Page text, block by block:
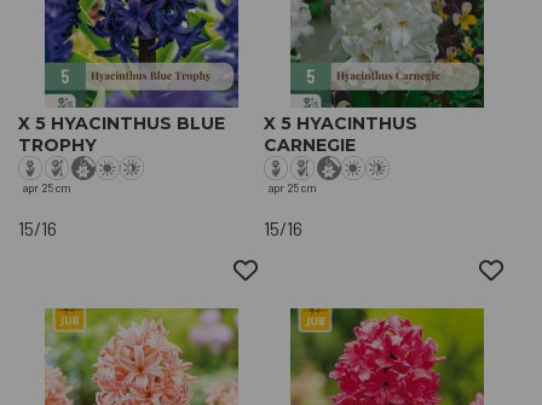
X 5 HYACINTHUS BLUE
TROPHY
apr 25 cm
15/16
X 5 HYACINTHUS
CARNEGIE
apr 25 cm
15/16